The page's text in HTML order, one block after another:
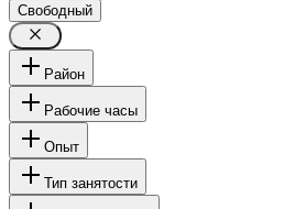
Свободный
Район
Рабочие часы
Опыт
Тип занятости